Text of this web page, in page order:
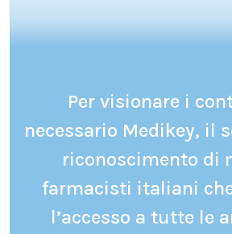
Per visionare i
necessario Medikey, il
riconoscimento di
farmacisti italiani
l’accesso a tutte le